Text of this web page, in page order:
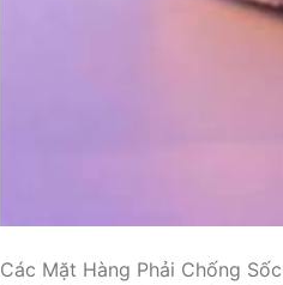
Các Mặt Hàng Phải Chống